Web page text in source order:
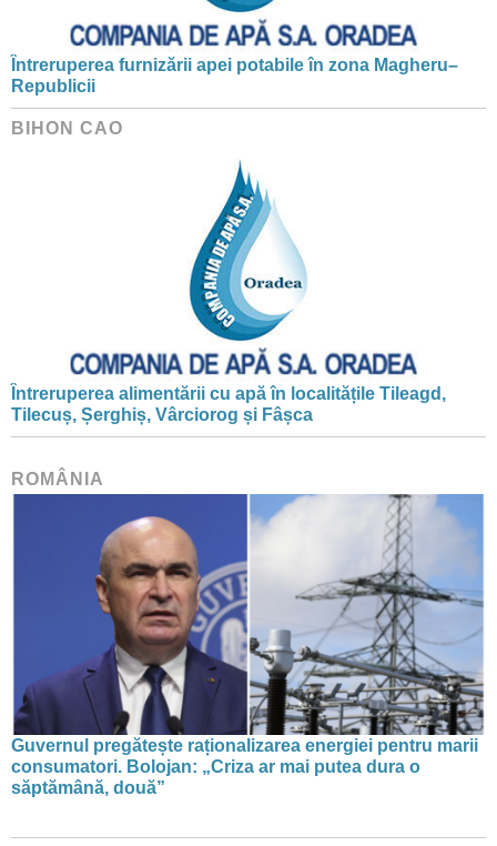
Întreruperea furnizării apei potabile în zona Magheru–
Republicii
BIHON CAO
Întreruperea alimentării cu apă în localitățile Tileagd,
Tilecuș, Șerghiș, Vârciorog și Fâșca
ROMÂNIA
Guvernul pregătește raționalizarea energiei pentru marii
consumatori. Bolojan: „Criza ar mai putea dura o
săptămână, două”